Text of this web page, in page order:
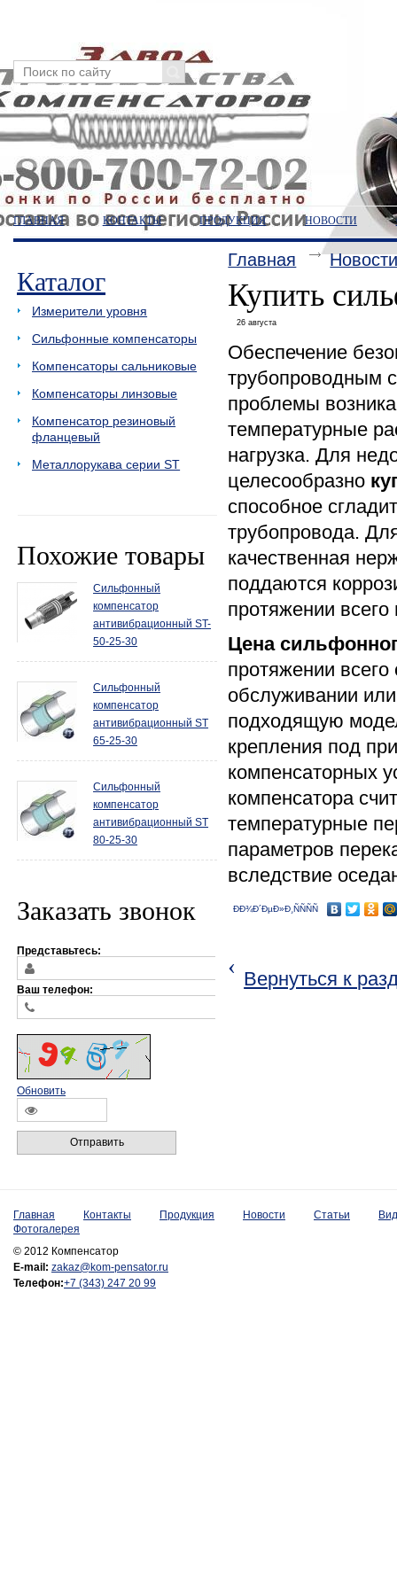
ГЛАВНАЯ КОНТАКТЫ ПРОДУКЦИЯ НОВОСТИ
Каталог
Измерители уровня
Сильфонные компенсаторы
Компенсаторы сальниковые
Компенсаторы линзовые
Компенсатор резиновый
фланцевый
Металлорукава серии ST
Похожие товары
Сильфонный
компенсатор
антивибрационный ST-
50-25-30
Сильфонный
компенсатор
антивибрационный ST
65-25-30
Сильфонный
компенсатор
антивибрационный ST
80-25-30
Заказать звонок
Представьтесь:
Ваш телефон:
Обновить
Отправить
Главная
Купить
26 августа
Обеспечение
трубопроводным
проблемы
температурные
нагрузка. Для
целесообразно
способное
трубопровода.
качественная
поддаются
протяжении
Цена
протяжении
обслуживании
подходящую
крепления под
компенсаторных
компенсатора
температурные
параметров
вследствие
ÐÐ¾Ð´ÐµÐ»Ð¸ÑÑÑÑ
‹ Вернуться к
Главная Контакты Продукция Новости Статьи
Фотогалерея
© 2012 Компенсатор
E-mail: zakaz@kom-pensator.ru
Телефон:+7 (343) 247 20 99